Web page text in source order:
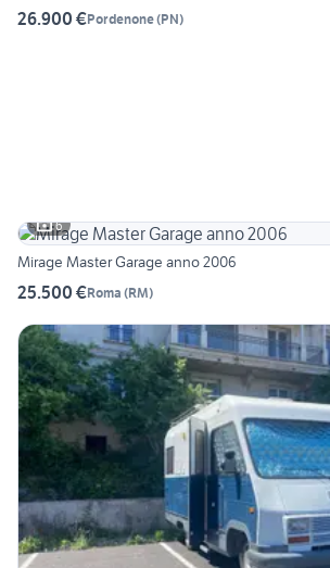
26.900 €Pordenone(PN)
6
Mirage Master Garage anno 2006
25.500 €Roma (RM)